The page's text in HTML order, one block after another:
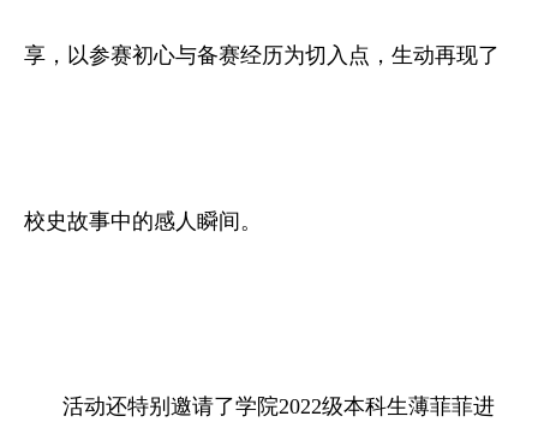
享，以参赛初心与备赛经历为切入点，生动再现了
校史故事中的感人瞬间。
活动还特别邀请了学院2022级本科生薄菲菲进